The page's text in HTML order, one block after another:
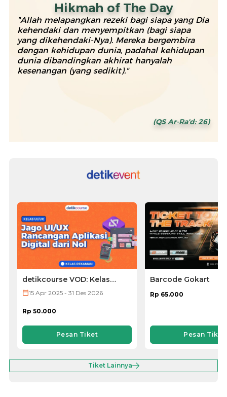
Hikmah of The Day
"Allah melapangkan rezeki bagi siapa yang Dia
kehendaki dan menyempitkan (bagi siapa
yang dikehendaki-Nya). Mereka bergembira
dengan kehidupan dunia, padahal kehidupan
dunia dibandingkan akhirat hanyalah
kesenangan (yang sedikit)."
(QS Ar-Ra'd: 26)
detikcourse VOD: Kelas
UI/UX
15 Apr 2025 - 31 Des 2026
Rp 50.000
Pesan Tiket
Barcode Gokart
Rp 65.000
Pesan Tiket
Tiket Lainnya